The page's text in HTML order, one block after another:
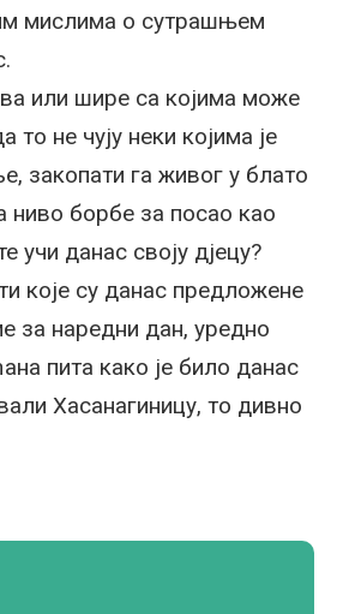
мислима о сутрашњем
или шире са којима може
не чују неки којима је
закопати га живог у блато
ниво борбе за посао као
учи данас своју дјецу?
које су данас предложене
за наредни дан, уредно
пита како је било данас
Хасанагиницу, то дивно